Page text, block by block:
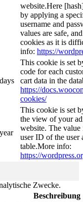
website.Here
by applying a
username and
values are safe,
cookies as it is
info: https://
This cookie is set
code for each
cart data in the
https://
cookies/
This cookie is set
the view of your
website. The
user ID of the user
table.More info:
https://
Zwecke.
Beschreibung